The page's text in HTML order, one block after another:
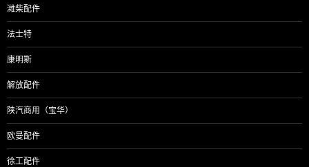
潍柴配件
法士特
康明斯
解放配件
陕汽商用（宝华）
欧曼配件
徐工配件